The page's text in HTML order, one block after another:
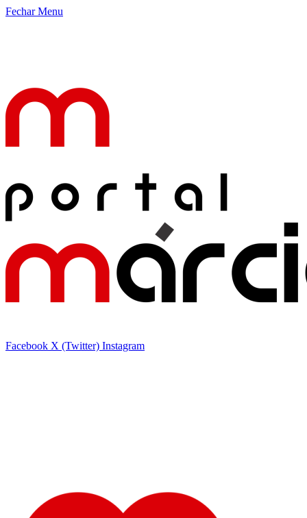
Fechar Menu
Facebook X (Twitter) Instagram